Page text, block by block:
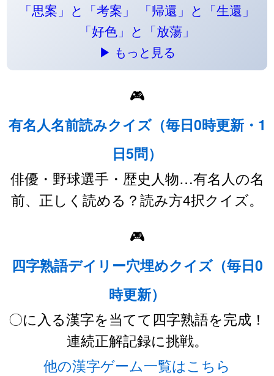
「思案」と「考案」
「帰還」と「生還」
「好色」と「放蕩」
▶ もっと見る
🎮
有名人名前読みクイズ（毎日0時更新・1
日5問）
俳優・野球選手・歴史人物…有名人の名
前、正しく読める？読み方4択クイズ。
🎮
四字熟語デイリー穴埋めクイズ（毎日0
時更新）
〇に入る漢字を当てて四字熟語を完成！
連続正解記録に挑戦。
他の漢字ゲーム一覧はこちら